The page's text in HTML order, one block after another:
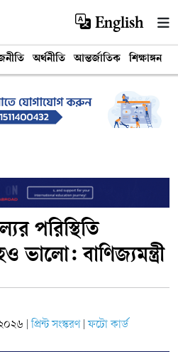
English
অর্থনীতি আন্তর্জাতিক শিক্ষাঙ্গন
পরিস্থিতি
ভালো: বাণিজ্যমন্ত্রী
প্রিন্ট সংস্করণ ফটো কার্ড